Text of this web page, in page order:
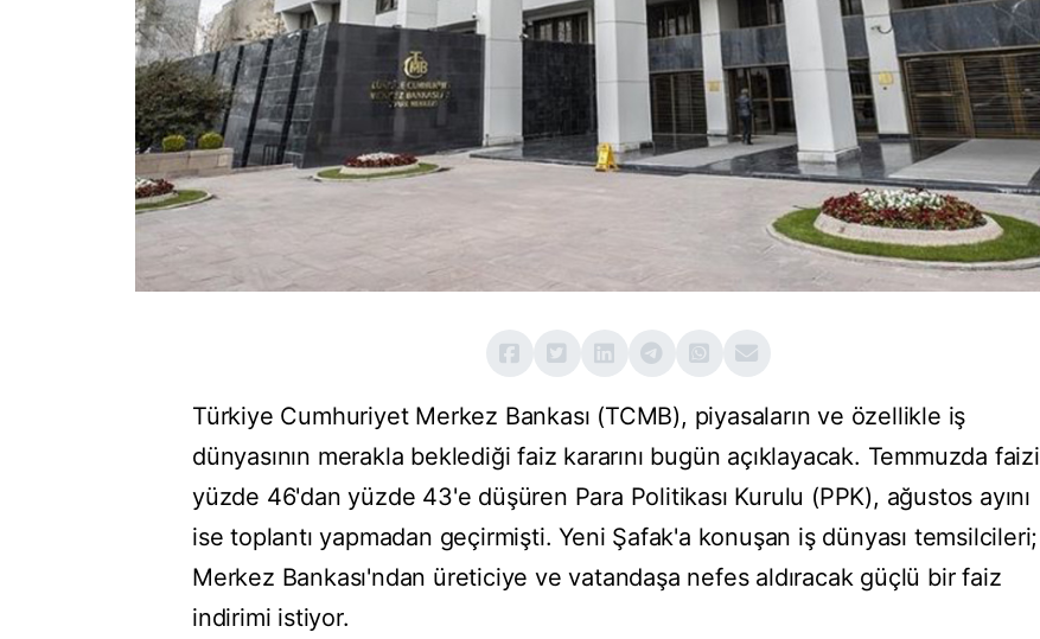
Türkiye Cumhuriyet Merkez Bankası (TCMB), piyasaların ve özellikle iş
dünyasının merakla beklediği faiz kararını bugün açıklayacak. Temmuzda faizi
yüzde 46'dan yüzde 43'e düşüren Para Politikası Kurulu (PPK), ağustos ayını
ise toplantı yapmadan geçirmişti. Yeni Şafak'a konuşan iş dünyası temsilcileri;
Merkez Bankası'ndan üreticiye ve vatandaşa nefes aldıracak güçlü bir faiz
indirimi istiyor.